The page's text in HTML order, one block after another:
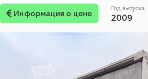
Информация о цене
Год выпуска
2009